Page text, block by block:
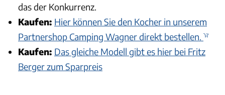
das der Konkurrenz.
Kaufen: Hier können Sie den Kocher in unserem
Partnershop Camping Wagner direkt bestellen.
Kaufen: Das gleiche Modell gibt es hier bei Fritz
Berger zum Sparpreis